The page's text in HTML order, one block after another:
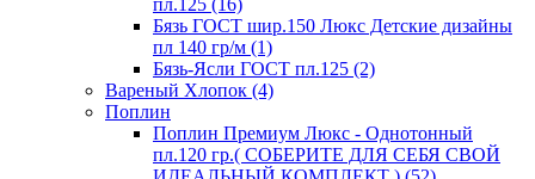
пл.125 (16)
Бязь ГОСТ шир.150 Люкс Детские дизайны
пл 140 гр/м (1)
Бязь-Ясли ГОСТ пл.125 (2)
Вареный Хлопок (4)
Поплин
Поплин Премиум Люкс - Однотонный
пл.120 гр.( СОБЕРИТЕ ДЛЯ СЕБЯ СВОЙ